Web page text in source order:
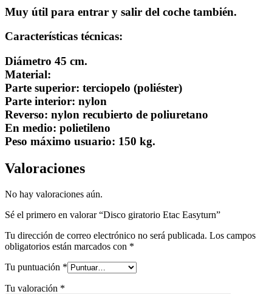
Muy útil para entrar y salir del coche también.
Características técnicas:
Diámetro 45 cm.
Material:
Parte superior: terciopelo (poliéster)
Parte interior: nylon
Reverso: nylon recubierto de poliuretano
En medio: polietileno
Peso máximo usuario: 150 kg.
Valoraciones
No hay valoraciones aún.
Sé el primero en valorar “Disco giratorio Etac Easyturn”
Tu dirección de correo electrónico no será publicada. Los campos
obligatorios están marcados con *
Tu puntuación *
Tu valoración *